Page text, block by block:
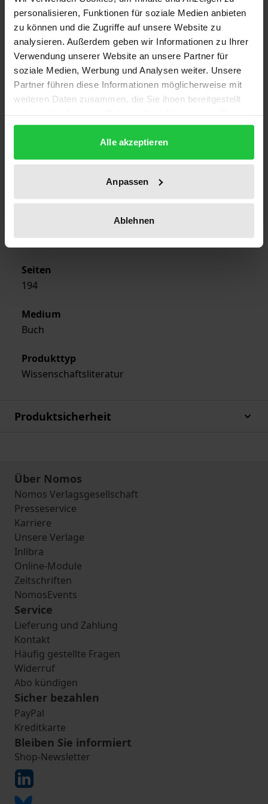
personalisieren, Funktionen für soziale Medien anbieten
zu können und die Zugriffe auf unsere Website zu
analysieren. Außerdem geben wir Informationen zu Ihrer
Verwendung unserer Website an unsere Partner für
soziale Medien, Werbung und Analysen weiter. Unsere
Partner führen diese Informationen möglicherweise mit
weiteren Daten zusammen, die Sie ihnen bereitgestellt
gesammelt haben.
Alle akzeptieren
Anpassen
Ablehnen
ISBN
978-3-88345-801-4
Erscheinungsdatum
30.06.1976
Erscheinungsjahr
Softcover
deutsch
Seiten
194
Medium
Buch
Produkttyp
Wissenschaftsliteratur
Produktsicherheit
Über Nomos
Nomos Verlagsgesellschaft
Presseservice
Karriere
Unsere Verlage
Inlibra
Online-Module
Zeitschriften
NomosEvents
Service
Lieferung und Zahlung
Kontakt
Häufig gestellte Fragen
Widerruf
Abo kündigen
Sicher bezahlen
PayPal
Kreditkarte
Bleiben Sie informiert
Shop-Newsletter